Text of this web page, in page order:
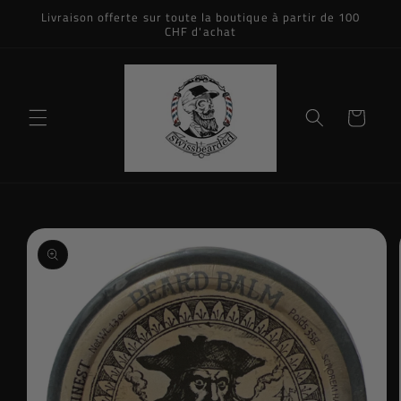
passer
Livraison offerte sur toute la boutique à partir de 100
CHF d'achat
Panier
Passer aux
informations
produits